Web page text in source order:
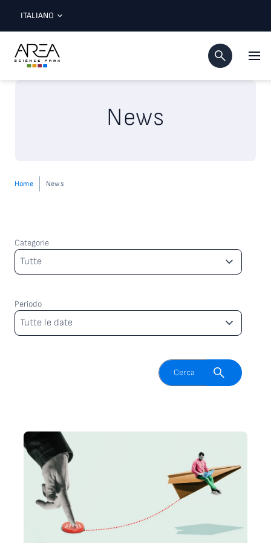
ITALIANO
News
Home News
Categorie
Categorie
Tutte
Periodo
Periodo
Tutte le date
Attiva il campo di ricerca